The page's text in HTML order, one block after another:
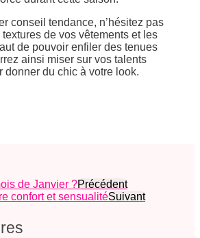
conseil tendance, n’hésitez pas
de vos vêtements et les
de pouvoir enfiler des tenues
ainsi miser sur vos talents
donner du chic à votre look.
de Janvier ?Précédent
confort et sensualitéSuivant